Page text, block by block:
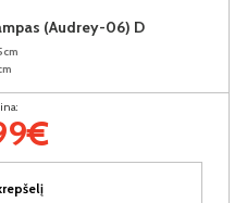
(Audrey-06) D